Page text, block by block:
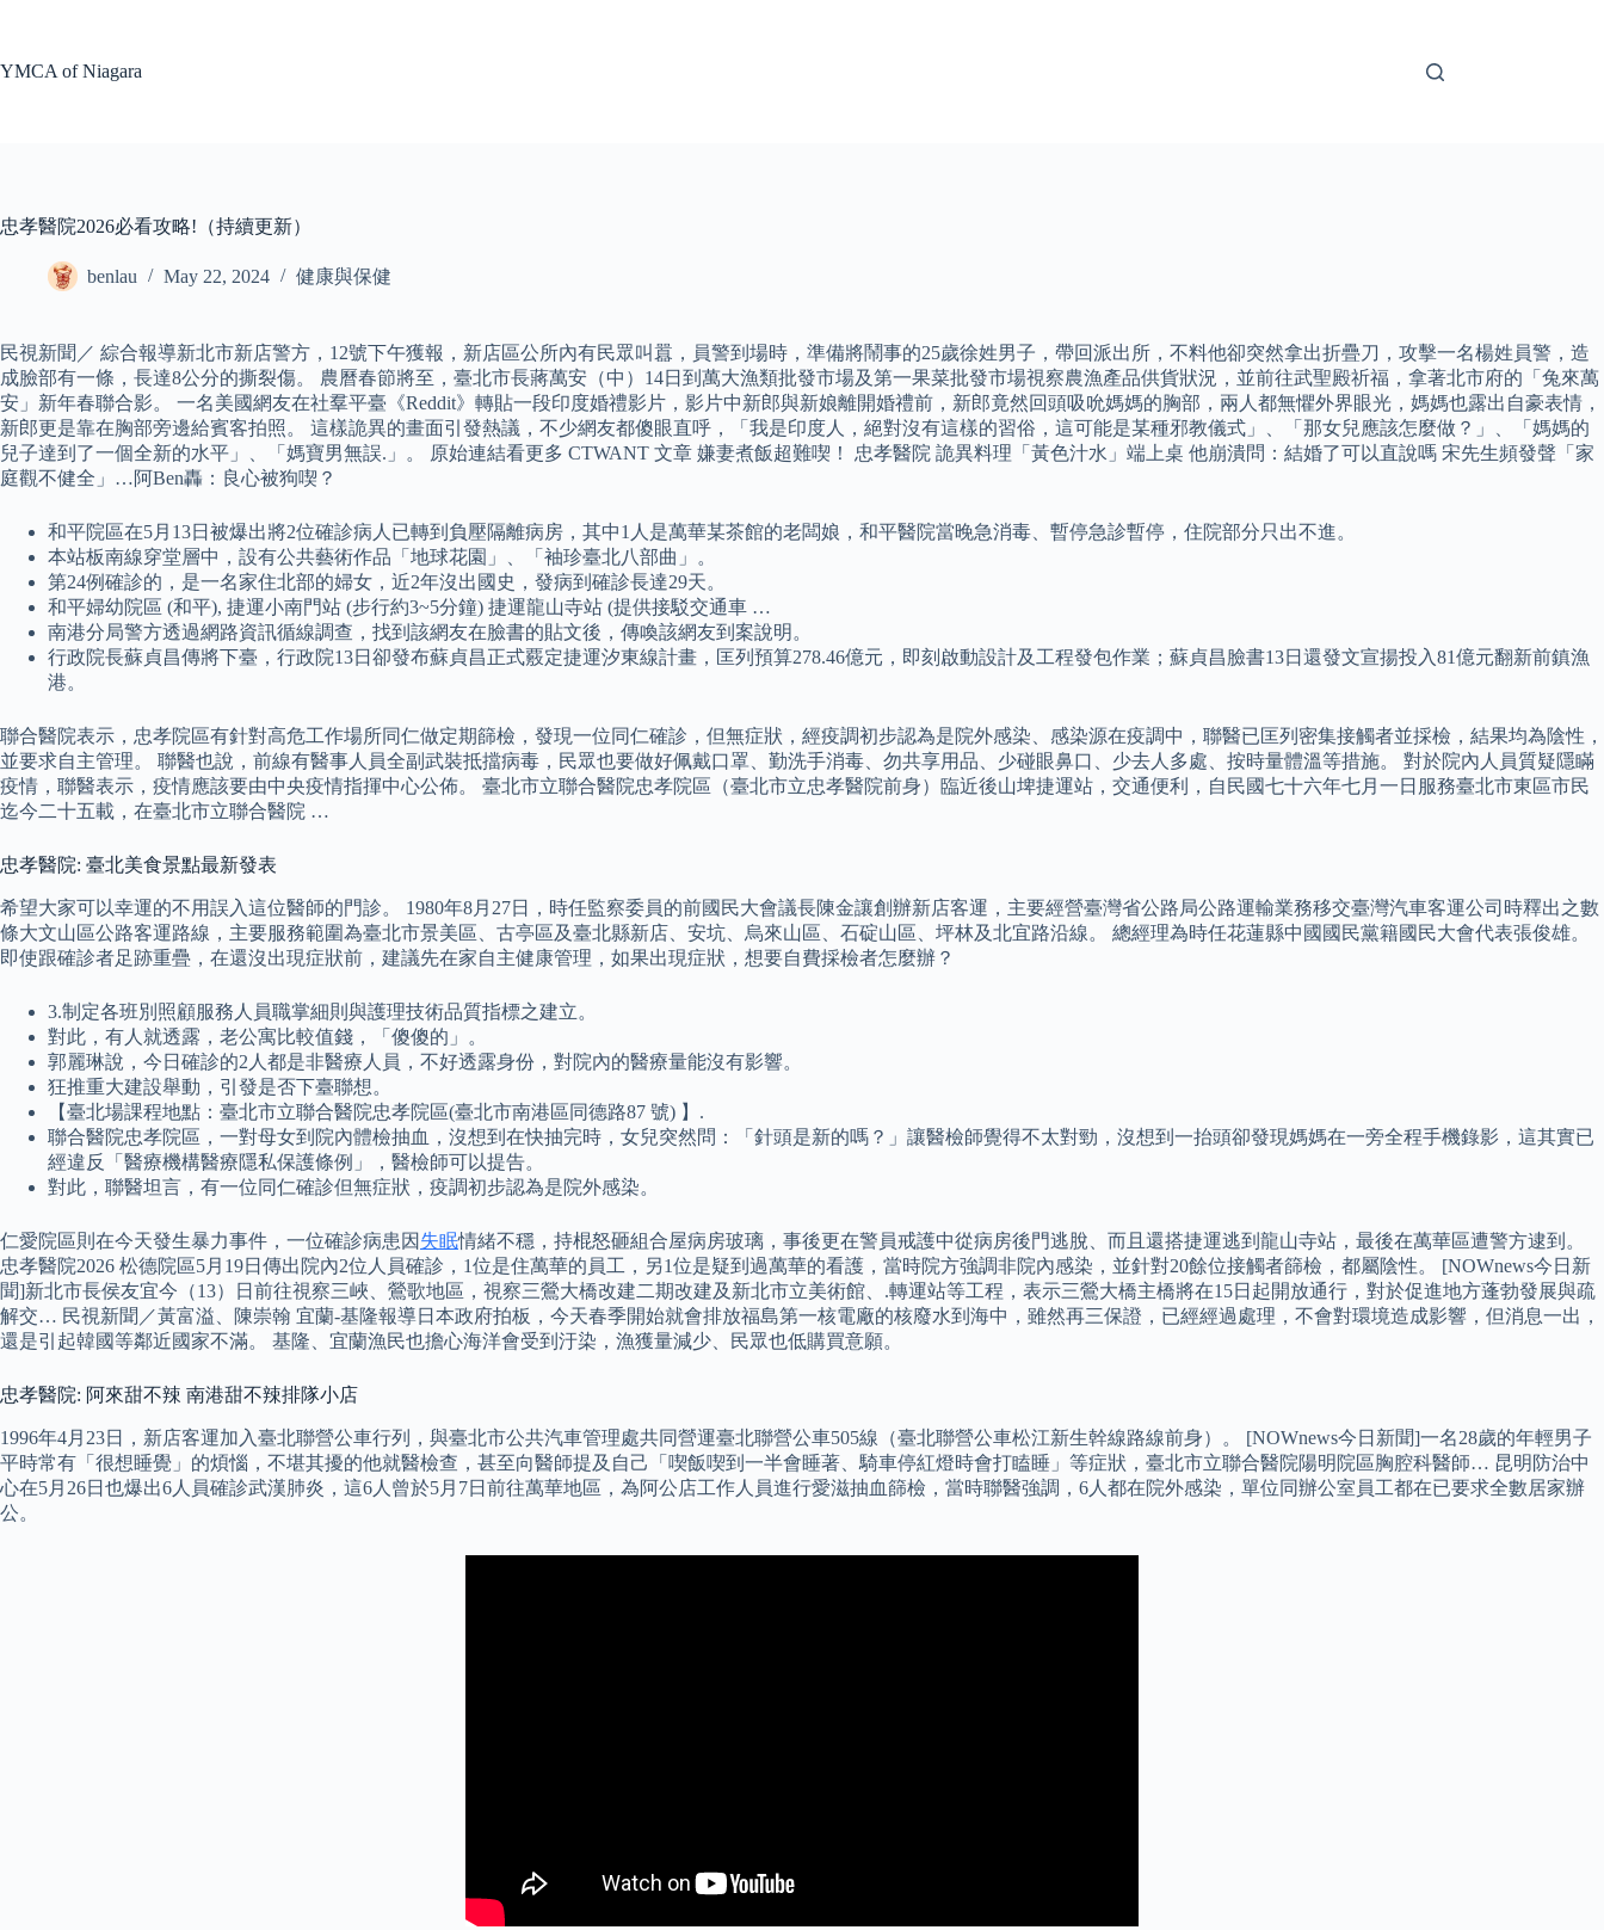
YMCA of Niagara
忠孝醫院2026必看攻略!（持續更新）
benlau May 22, 2024 健康與保健
民視新聞／ 綜合報導新北市新店警方，12號下午獲報，新店區公所內有民眾叫囂，員警到場時，準備將鬧事的25歲徐姓男子，帶回派出所，不料他卻突然拿出折疊刀，攻擊一名楊姓員警，造
成臉部有一條，長達8公分的撕裂傷。 農曆春節將至，臺北市長蔣萬安（中）14日到萬大漁類批發市場及第一果菜批發市場視察農漁產品供貨狀況，並前往武聖殿祈福，拿著北市府的「兔來萬
安」新年春聯合影。 一名美國網友在社羣平臺《Reddit》轉貼一段印度婚禮影片，影片中新郎與新娘離開婚禮前，新郎竟然回頭吸吮媽媽的胸部，兩人都無懼外界眼光，媽媽也露出自豪表情，
新郎更是靠在胸部旁邊給賓客拍照。 這樣詭異的畫面引發熱議，不少網友都傻眼直呼，「我是印度人，絕對沒有這樣的習俗，這可能是某種邪教儀式」、「那女兒應該怎麼做？」、「媽媽的
兒子達到了一個全新的水平」、「媽寶男無誤.」。 原始連結看更多 CTWANT 文章 嫌妻煮飯超難喫！ 忠孝醫院 詭異料理「黃色汁水」端上桌 他崩潰問：結婚了可以直說嗎 宋先生頻發聲「家
庭觀不健全」…阿Ben轟：良心被狗喫？
和平院區在5月13日被爆出將2位確診病人已轉到負壓隔離病房，其中1人是萬華某茶館的老闆娘，和平醫院當晚急消毒、暫停急診暫停，住院部分只出不進。
本站板南線穿堂層中，設有公共藝術作品「地球花園」、「袖珍臺北八部曲」。
第24例確診的，是一名家住北部的婦女，近2年沒出國史，發病到確診長達29天。
和平婦幼院區 (和平), 捷運小南門站 (步行約3~5分鐘) 捷運龍山寺站 (提供接駁交通車 …
南港分局警方透過網路資訊循線調查，找到該網友在臉書的貼文後，傳喚該網友到案說明。
行政院長蘇貞昌傳將下臺，行政院13日卻發布蘇貞昌正式覈定捷運汐東線計畫，匡列預算278.46億元，即刻啟動設計及工程發包作業；蘇貞昌臉書13日還發文宣揚投入81億元翻新前鎮漁
港。
聯合醫院表示，忠孝院區有針對高危工作場所同仁做定期篩檢，發現一位同仁確診，但無症狀，經疫調初步認為是院外感染、感染源在疫調中，聯醫已匡列密集接觸者並採檢，結果均為陰性，
並要求自主管理。 聯醫也說，前線有醫事人員全副武裝抵擋病毒，民眾也要做好佩戴口罩、勤洗手消毒、勿共享用品、少碰眼鼻口、少去人多處、按時量體溫等措施。 對於院內人員質疑隱瞞
疫情，聯醫表示，疫情應該要由中央疫情指揮中心公佈。 臺北市立聯合醫院忠孝院區（臺北市立忠孝醫院前身）臨近後山埤捷運站，交通便利，自民國七十六年七月一日服務臺北市東區市民
迄今二十五載，在臺北市立聯合醫院 …
忠孝醫院: 臺北美食景點最新發表
希望大家可以幸運的不用誤入這位醫師的門診。 1980年8月27日，時任監察委員的前國民大會議長陳金讓創辦新店客運，主要經營臺灣省公路局公路運輸業務移交臺灣汽車客運公司時釋出之數
條大文山區公路客運路線，主要服務範圍為臺北市景美區、古亭區及臺北縣新店、安坑、烏來山區、石碇山區、坪林及北宜路沿線。 總經理為時任花蓮縣中國國民黨籍國民大會代表張俊雄。
即使跟確診者足跡重疊，在還沒出現症狀前，建議先在家自主健康管理，如果出現症狀，想要自費採檢者怎麼辦？
3.制定各班別照顧服務人員職掌細則與護理技術品質指標之建立。
對此，有人就透露，老公寓比較值錢，「傻傻的」。
郭麗琳說，今日確診的2人都是非醫療人員，不好透露身份，對院內的醫療量能沒有影響。
狂推重大建設舉動，引發是否下臺聯想。
【臺北場課程地點：臺北市立聯合醫院忠孝院區(臺北市南港區同德路87 號) 】.
聯合醫院忠孝院區，一對母女到院內體檢抽血，沒想到在快抽完時，女兒突然問：「針頭是新的嗎？」讓醫檢師覺得不太對勁，沒想到一抬頭卻發現媽媽在一旁全程手機錄影，這其實已
經違反「醫療機構醫療隱私保護條例」，醫檢師可以提告。
對此，聯醫坦言，有一位同仁確診但無症狀，疫調初步認為是院外感染。
仁愛院區則在今天發生暴力事件，一位確診病患因 失眠情緒不穩，持棍怒砸組合屋病房玻璃，事後更在警員戒護中從病房後門逃脫、而且還搭捷運逃到龍山寺站，最後在萬華區遭警方逮到。
忠孝醫院2026 松德院區5月19日傳出院內2位人員確診，1位是住萬華的員工，另1位是疑到過萬華的看護，當時院方強調非院內感染，並針對20餘位接觸者篩檢，都屬陰性。 [NOWnews今日新
聞]新北市長侯友宜今（13）日前往視察三峽、鶯歌地區，視察三鶯大橋改建二期改建及新北市立美術館、.轉運站等工程，表示三鶯大橋主橋將在15日起開放通行，對於促進地方蓬勃發展與疏
解交… 民視新聞／黃富溢、陳崇翰 宜蘭-基隆報導日本政府拍板，今天春季開始就會排放福島第一核電廠的核廢水到海中，雖然再三保證，已經經過處理，不會對環境造成影響，但消息一出，
還是引起韓國等鄰近國家不滿。 基隆、宜蘭漁民也擔心海洋會受到汙染，漁獲量減少、民眾也低購買意願。
忠孝醫院: 阿來甜不辣 南港甜不辣排隊小店
1996年4月23日，新店客運加入臺北聯營公車行列，與臺北市公共汽車管理處共同營運臺北聯營公車505線（臺北聯營公車松江新生幹線路線前身）。 [NOWnews今日新聞]一名28歲的年輕男子
平時常有「很想睡覺」的煩惱，不堪其擾的他就醫檢查，甚至向醫師提及自己「喫飯喫到一半會睡著、騎車停紅燈時會打瞌睡」等症狀，臺北市立聯合醫院陽明院區胸腔科醫師… 昆明防治中
心在5月26日也爆出6人員確診武漢肺炎，這6人曾於5月7日前往萬華地區，為阿公店工作人員進行愛滋抽血篩檢，當時聯醫強調，6人都在院外感染，單位同辦公室員工都在已要求全數居家辦
公。